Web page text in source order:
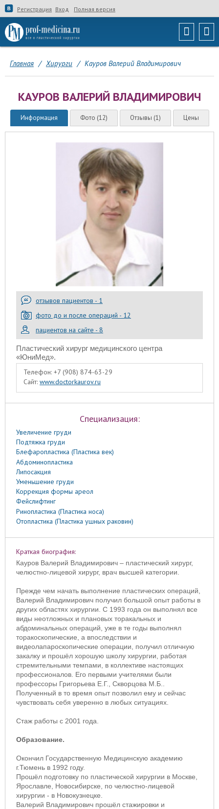
Регистрация Вход Полная версия
Главная / Хирурги / Кауров Валерий Владимирович
КАУРОВ ВАЛЕРИЙ ВЛАДИМИРОВИЧ
Информация Фото (12) Отзывы (1) Цены
отзывов пациентов - 1
фото до и после операций - 12
пациентов на сайте - 8
Пластический хирург медицинского центра
«ЮниМед».
Телефон: +7 (908) 874-63-29
Сайт: www.doctorkaurov.ru
Специализация:
Увеличение груди
Подтяжка груди
Блефаропластика (Пластика век)
Абдоминопластика
Липосакция
Уменьшение груди
Коррекция формы ареол
Фейслифтинг
Ринопластика (Пластика носа)
Отопластика (Пластика ушных раковин)
Краткая биография:
Кауров Валерий Владимирович – пластический хирург,
челюстно-лицевой хирург, врач высшей категории.
Прежде чем начать выполнение пластических операций,
Валерий Владимирович получил большой опыт работы в
других областях хирургии. С 1993 года он выполнял все
виды неотложных и плановых торакальных и
абдоминальных операций, уже в те годы выполнял
торакоскопические, а впоследствии и
видеолапароскопические операции, получил отличную
закалку и прошёл хорошую школу хирургии, работая
стремительными темпами, в коллективе настоящих
профессионалов. Его первыми учителями были
профессоры Григорьева Е.Г., Скворцова М.Б..
Полученный в то время опыт позволил ему и сейчас
чувствовать себя уверенно в любых ситуациях.
Стаж работы с 2001 года.
Образование.
Окончил Государственную Медицинскую академию
г.Тюмень в 1992 году.
Прошёл подготовку по пластической хирургии в Москве,
Ярославле, Новосибирске, по челюстно-лицевой
хирургии - в Новокузнецке.
Валерий Владимирович прошёл стажировки и